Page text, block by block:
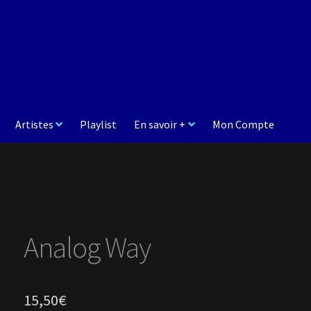
Artistes Playlist En savoir + Mon Compte
Analog Way
15,50€